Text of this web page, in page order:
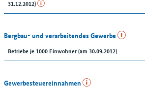
31.12.2012)
Bergbau- und verarbeitendes Gewerbe
Betriebe je 1000 Einwohner (am 30.09.2012)
Gewerbesteuereinnahmen